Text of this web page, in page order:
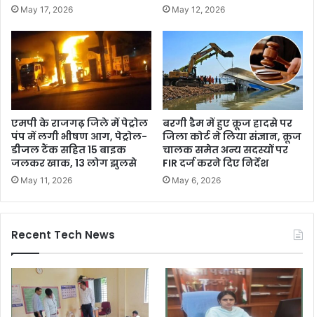
May 17, 2026 May 12, 2026
एमपी के राजगढ़ जिले में पेट्रोल
पंप में लगी भीषण आग, पेट्रोल-
डीजल टैंक सहित 15 बाइक
जलकर खाक, 13 लोग झुलसे
May 11, 2026
बरगी डैम में हुए क्रूज हादसे पर
जिला कोर्ट ने लिया संज्ञान, क्रूज
चालक समेत अन्य सदस्यों पर
FIR दर्ज करने दिए निर्देश
May 6, 2026
Recent Tech News